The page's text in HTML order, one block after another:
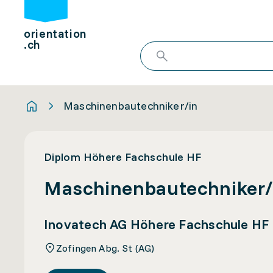
orientation
.ch
Maschinenbautechniker/in
Diplom Höhere Fachschule HF
Inovatech AG Höhere Fachschule HF
Zofingen Abg. St (AG)